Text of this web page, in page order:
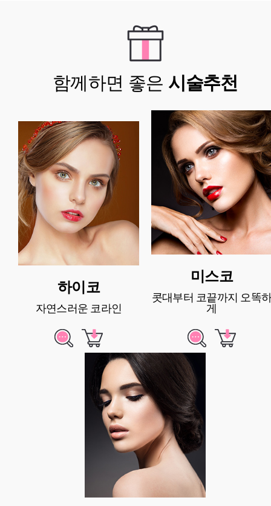
함께하면 좋은 시술추천
하이코
자연스러운 코라인
미스코
콧대부터 코끝까지 오똑
게